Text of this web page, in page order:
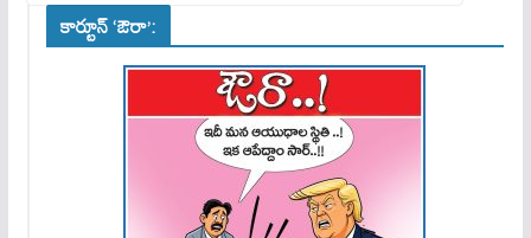
కార్టూన్ ‘ఔరా’: